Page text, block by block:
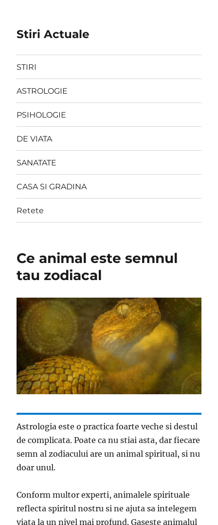
Stiri Actuale
STIRI
ASTROLOGIE
PSIHOLOGIE
DE VIATA
SANATATE
CASA SI GRADINA
Retete
Ce animal este semnul
tau zodiacal
Astrologia este o practica foarte veche si destul
de complicata. Poate ca nu stiai asta, dar fiecare
semn al zodiacului are un animal spiritual, si nu
doar unul.
Conform multor experti, animalele spirituale
reflecta spiritul nostru si ne ajuta sa intelegem
viata la un nivel mai profund. Gaseste animalul